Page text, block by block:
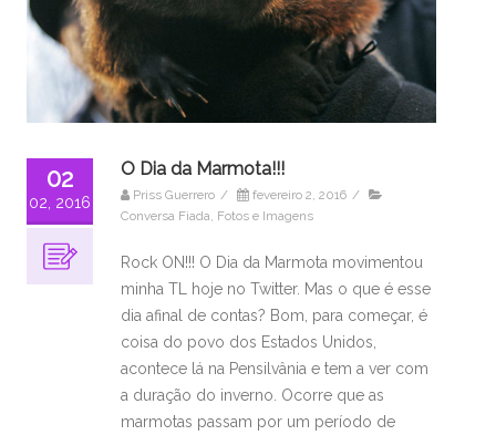
02
02, 2016
O Dia da Marmota!!!
Priss Guerrero / fevereiro 2, 2016 /
Conversa Fiada, Fotos e Imagens
Rock ON!!! O Dia da Marmota movimentou
minha TL hoje no Twitter. Mas o que é esse
dia afinal de contas? Bom, para começar, é
coisa do povo dos Estados Unidos,
acontece lá na Pensilvânia e tem a ver com
a duração do inverno. Ocorre que as
marmotas passam por um período de